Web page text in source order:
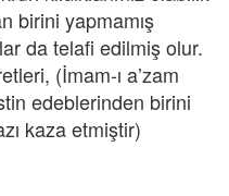
birini yapmamış
da telafi edilmiş olur.
(İmam-ı a’zam
edeblerinden birini
kaza etmiştir)